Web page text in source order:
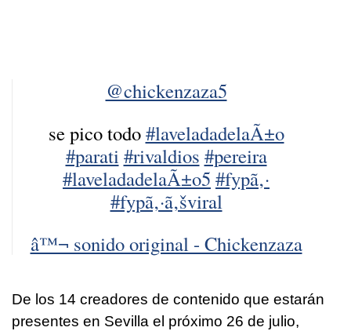
@chickenzaza5
se pico todo#laveladadelaÃ±o
#parati #rivaldios #pereira
#laveladadelaÃ±o5 #fypã‚·
#fypã‚·ã‚šviral
â™¬ sonido original - Chickenzaza
De los 14 creadores de contenido que estarán
presentes en Sevilla el próximo 26 de julio,